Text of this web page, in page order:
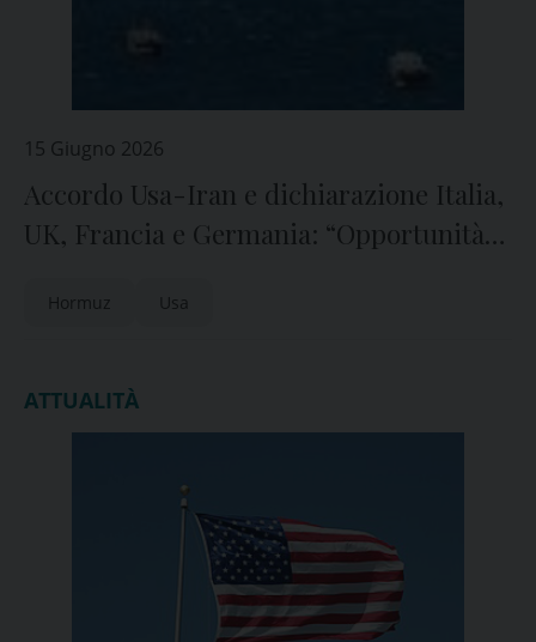
15 Giugno 2026
Accordo Usa-Iran e dichiarazione Italia,
UK, Francia e Germania: “Opportunità
Hormuz Usa
ATTUALITÀ